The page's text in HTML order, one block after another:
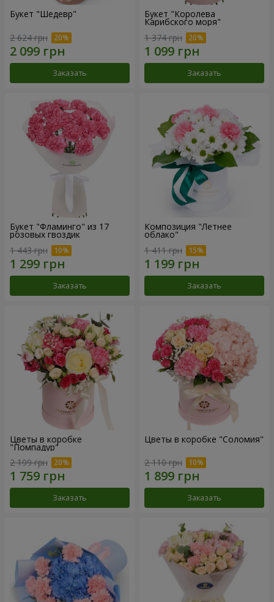
Букет "Шедевр"
2 624 грн
Заказать
Букет "Королева
Карибского моря"
1 374 грн
Заказать
Букет "Фламинго" из 17
розовых гвоздик
1 443 грн
Заказать
Композиция "Летнее
облако"
1 411 грн
Заказать
Цветы в коробке
"Помпадур"
2 199 грн
Заказать
Цветы в коробке "Соломия"
2 110 грн
Заказать